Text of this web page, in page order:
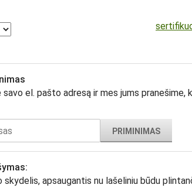
savo el. pašto adresą ir mes jums pranešime,
PRIMINIMAS
skydelis, apsaugantis nu lašeliniu būdu